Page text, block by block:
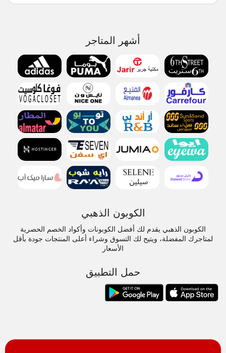
أشهر المتاجر
الكوبون الذهبي
الكوبون الذهبي يقدم لك أفضل الكوبونات وأكواد الخصم الحصرية
لمتاجرك المفضلة، ويتيح لك التسوق وشراء أعلى المنتجات جودة بأقل
الأسعار
حمل التطبيق